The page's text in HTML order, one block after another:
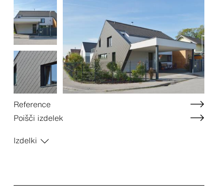
Reference
Poišči izdelek
Izdelki